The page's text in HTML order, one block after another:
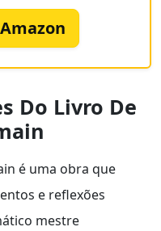
Do Livro De
é uma obra que
e reflexões
mestre